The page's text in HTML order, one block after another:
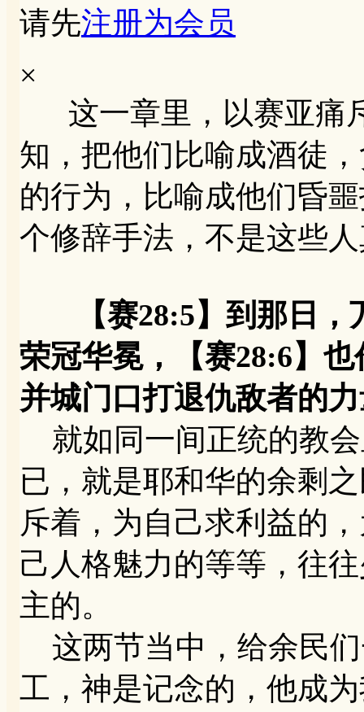
请先注册为会员
×
这一章里，以赛亚痛
知，把他们比喻成酒徒
的行为，比喻成他们昏
个修辞手法，不是这些
【赛28:5】到那日
荣冠华冕，【赛28:6】
并城门口打退仇敌者的
就如同一间正统的教
已，就是耶和华的余剩
斥着，为自己求利益的
己人格魅力的等等，往
主的。
这两节当中，给余民
工，神是记念的，他成